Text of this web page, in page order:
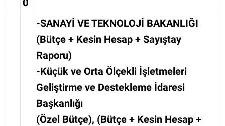
0
-SANAYİ VE TEKNOLOJİ BAKANLIĞI
(Bütçe + Kesin Hesap + Sayıştay
Raporu)
-Küçük ve Orta Ölçekli İşletmeleri
Geliştirme ve Destekleme İdaresi
Başkanlığı
(Özel Bütçe), (Bütçe + Kesin Hesap +